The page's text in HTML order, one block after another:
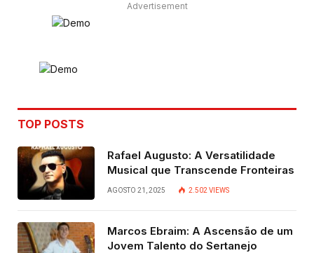
Advertisement
TOP POSTS
Rafael Augusto: A Versatilidade
Musical que Transcende Fronteiras
AGOSTO 21, 2025 2.502 VIEWS
Marcos Ebraim: A Ascensão de um
Jovem Talento do Sertanejo